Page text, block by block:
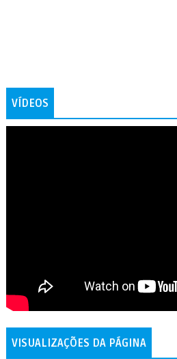
VÍDEOS
VISUALIZAÇÕES DA PÁGINA